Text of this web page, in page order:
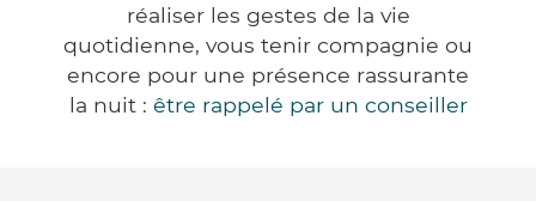
réaliser les gestes de la vie
quotidienne, vous tenir compagnie ou
encore pour une présence rassurante
la nuit : être rappelé par un conseiller